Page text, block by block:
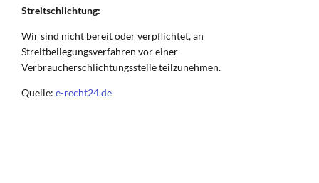
Streitschlichtung:
Wir sind nicht bereit oder verpflichtet, an
Streitbeilegungsverfahren vor einer
Verbraucherschlichtungsstelle teilzunehmen.
Quelle: e-recht24.de